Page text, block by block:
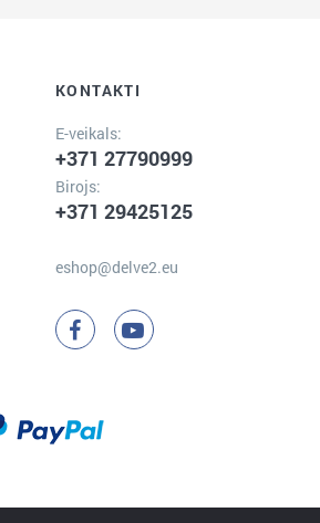
KONTAKTI
E-veikals:
+371 27790999
Birojs:
+371 29425125
eshop@delve2.eu